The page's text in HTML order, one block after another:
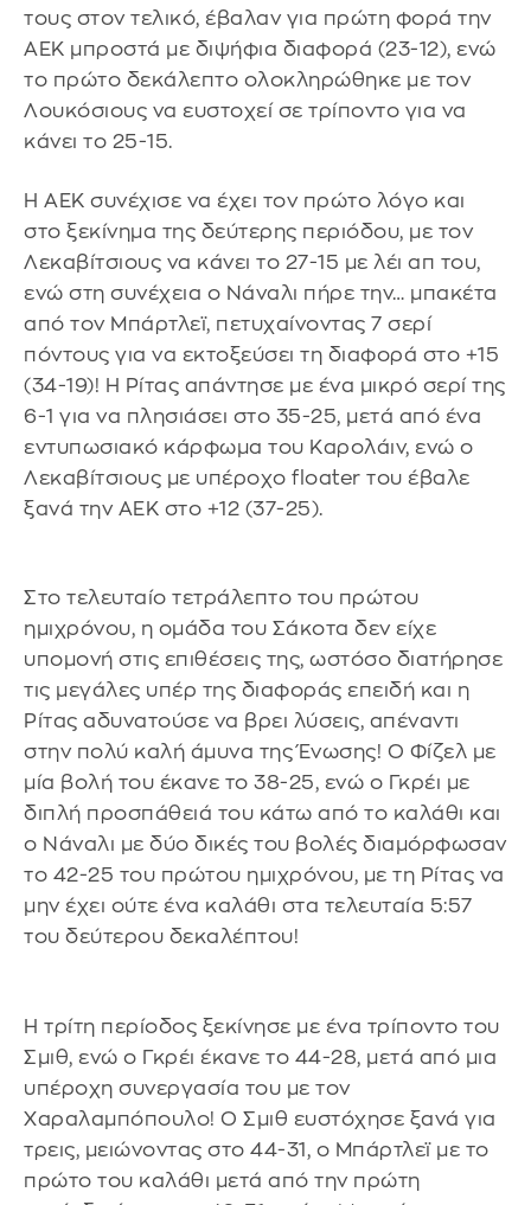
τους στον τελικό, έβαλαν για πρώτη φορά την
ΑΕΚ μπροστά με διψήφια διαφορά (23-12), ενώ
το πρώτο δεκάλεπτο ολοκληρώθηκε με τον
Λουκόσιους να ευστοχεί σε τρίποντο για να
κάνει το 25-15.
Η ΑΕΚ συνέχισε να έχει τον πρώτο λόγο και
στο ξεκίνημα της δεύτερης περιόδου, με τον
Λεκαβίτσιους να κάνει το 27-15 με λέι απ του,
ενώ στη συνέχεια ο Νάναλι πήρε την… μπακέτα
από τον Μπάρτλεϊ, πετυχαίνοντας 7 σερί
πόντους για να εκτοξεύσει τη διαφορά στο +15
(34-19)! Η Ρίτας απάντησε με ένα μικρό σερί της
6-1 για να πλησιάσει στο 35-25, μετά από ένα
εντυπωσιακό κάρφωμα του Καρολάιν, ενώ ο
Λεκαβίτσιους με υπέροχο floater του έβαλε
ξανά την ΑΕΚ στο +12 (37-25).
Στο τελευταίο τετράλεπτο του πρώτου
ημιχρόνου, η ομάδα του Σάκοτα δεν είχε
υπομονή στις επιθέσεις της, ωστόσο διατήρησε
τις μεγάλες υπέρ της διαφοράς επειδή και η
Ρίτας αδυνατούσε να βρει λύσεις, απέναντι
στην πολύ καλή άμυνα της Ένωσης! Ο Φίζελ με
μία βολή του έκανε το 38-25, ενώ ο Γκρέι με
διπλή προσπάθειά του κάτω από το καλάθι και
ο Νάναλι με δύο δικές του βολές διαμόρφωσαν
το 42-25 του πρώτου ημιχρόνου, με τη Ρίτας να
μην έχει ούτε ένα καλάθι στα τελευταία 5:57
του δεύτερου δεκαλέπτου!
Η τρίτη περίοδος ξεκίνησε με ένα τρίποντο του
Σμιθ, ενώ ο Γκρέι έκανε το 44-28, μετά από μια
υπέροχη συνεργασία του με τον
Χαραλαμπόπουλο! Ο Σμιθ ευστόχησε ξανά για
τρεις, μειώνοντας στο 44-31, ο Μπάρτλεϊ με το
πρώτο του καλάθι μετά από την πρώτη